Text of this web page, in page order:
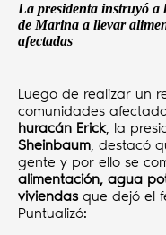
La presidenta instruyó a
de Marina a llevar
afectadas
Luego de realizar un
comunidades
huracán Erick, la
Sheinbaum, destacó
gente y por ello se
alimentación, agua
viviendasque dejó el
Puntualizó: